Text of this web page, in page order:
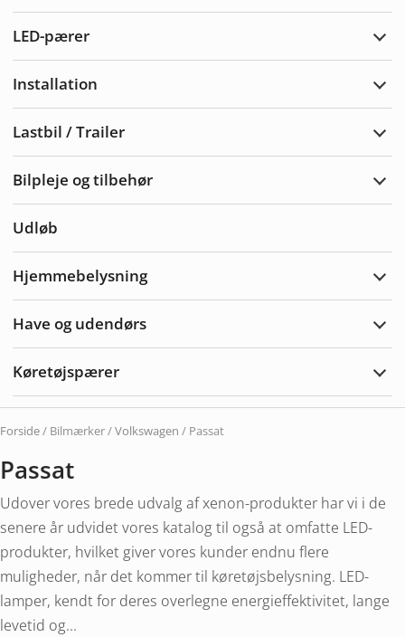
LED-pærer
Installation
Lastbil / Trailer
Bilpleje og tilbehør
Udløb
Hjemmebelysning
Have og udendørs
Køretøjspærer
Forside/ Bilmærker /Volkswagen / Passat
Passat
Udover vores brede udvalg af xenon-produkter har vi i de
senere år udvidet vores katalog til også at omfatte LED-
produkter, hvilket giver vores kunder endnu flere
muligheder, når det kommer til køretøjsbelysning. LED-
lamper, kendt for deres overlegne energieffektivitet, lange
levetid og...